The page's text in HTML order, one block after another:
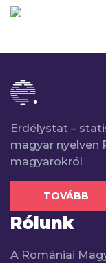
Erdélystat –
magyar nyelven
magyarokról
TOVÁBB
Rólunk
A Romániai